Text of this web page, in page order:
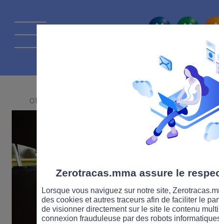
La route
01 OCTOBRE 2018
Zerotracas.mma assure le
Lorsque vous naviguez sur notre site,
des cookies et autres traceurs afin de faciliter le
de visionner directement sur le site le contenu
connexion frauduleuse par des robots